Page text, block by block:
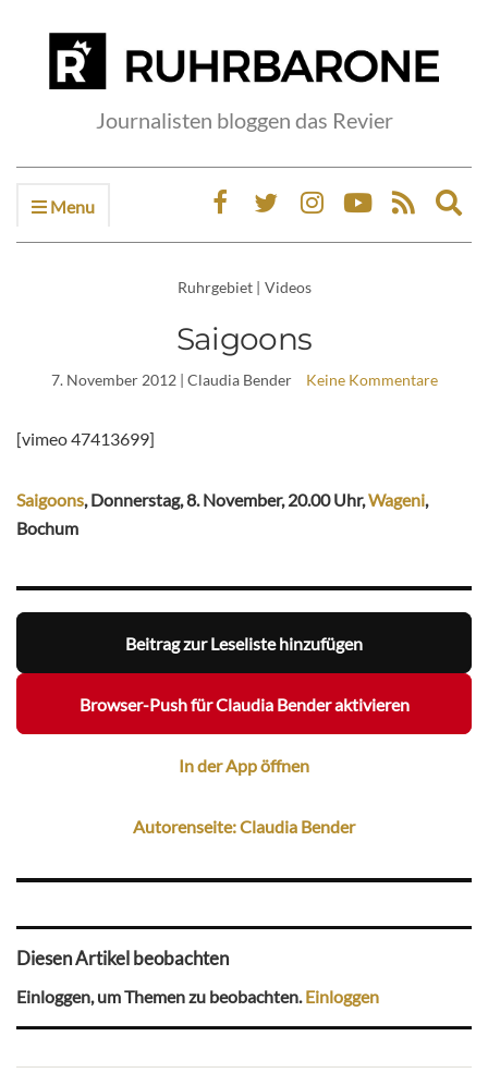
Journalisten bloggen das Revier
Menu
Ruhrgebiet | Videos
Saigoons
7. November 2012| Claudia Bender Keine Kommentare
[vimeo 47413699]
Saigoons, Donnerstag, 8. November, 20.00 Uhr,Wageni,
Bochum
Beitrag zur Leseliste hinzufügen
Browser-Push für Claudia Bender aktivieren
In der App öffnen
Autorenseite: Claudia Bender
Diesen Artikel beobachten
Einloggen, um Themen zu beobachten.Einloggen